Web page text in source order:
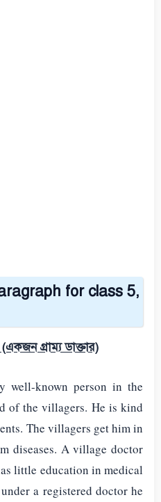
for class 5,
গ্রাম্য ডাক্তার)
well-known person in the
of the villagers. He is kind
The villagers get him in
diseases. A village doctor
little education in medical
a registered doctor he